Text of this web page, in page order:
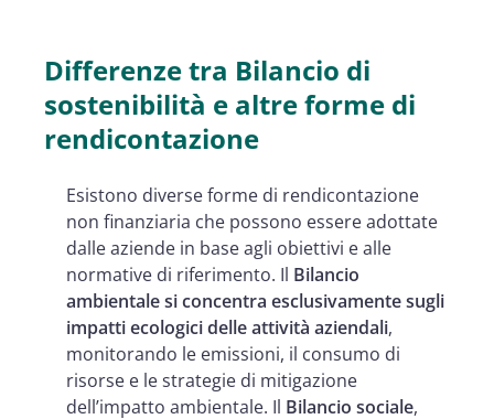
Differenze tra Bilancio di
sostenibilità e altre forme di
rendicontazione
Esistono diverse forme di rendicontazione
non finanziaria che possono essere adottate
dalle aziende in base agli obiettivi e alle
normative di riferimento. Il Bilancio
ambientale si concentra esclusivamente sugli
impatti ecologici delle attività aziendali,
monitorando le emissioni, il consumo di
risorse e le strategie di mitigazione
dell’impatto ambientale. Il Bilancio sociale,